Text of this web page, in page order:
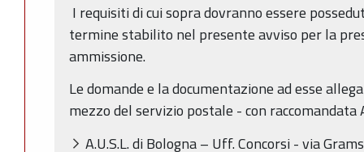
I requisiti di cui sopra dovranno essere
termine stabilito nel presente avviso per la
ammissione.
Le domande e la documentazione ad esse
mezzo del servizio postale - con raccomandata
A.U.S.L. di Bologna – Uff. Concorsi - via